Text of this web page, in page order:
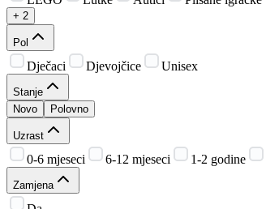
+ 2
Pol
Dječaci Djevojčice Unisex
Stanje
Novo
Polovno
Uzrast
0-6 mjeseci 6-12 mjeseci 1-2 godine
Zamjena